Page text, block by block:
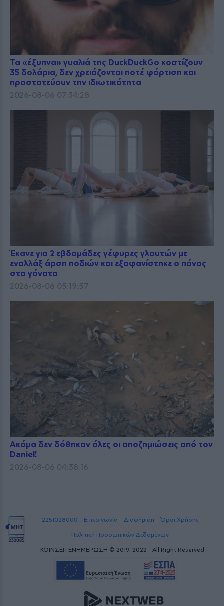
Τα «έξυπνα» γυαλιά της DuckDuckGo κοστίζουν
35 δολάρια, δεν χρειάζονται ποτέ φόρτιση και
προστατεύουν την ιδιωτικότητα
2026-08-06 07:34:28
Έκανε για 2 εβδομάδες γέφυρες γλουτών με
εναλλάξ άρση ποδιών και εξαφανίστηκε ο πόνος
στα γόνατα
2026-08-06 05:19:57
Ακόμα δεν δόθηκαν όλες οι αποζημιώσεις από τον
Daniel!
2026-08-06 04:38:16
2251028000 Επικοινωνία Διαφήμιση
Όροι Χρήσης -
Πολιτική Προσωπικών Δεδομένων
ΚΟΙΝΣΕΠ ΕΝΗΜΕΡΩΣΗ © 2019-2022 - All Right Reserved